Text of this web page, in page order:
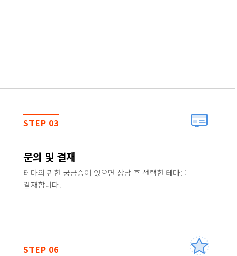
STEP 03
문의 및 결재
테마의 관한 궁금증이 있으면 상담 후 선택한 테마를
결재합니다.
STEP 06